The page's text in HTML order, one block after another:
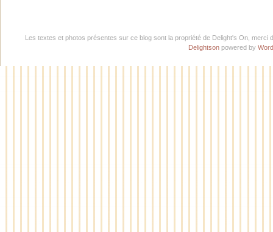
Les textes et photos présentes sur ce blog sont la propriété de Delight's On,
Delightson powered by